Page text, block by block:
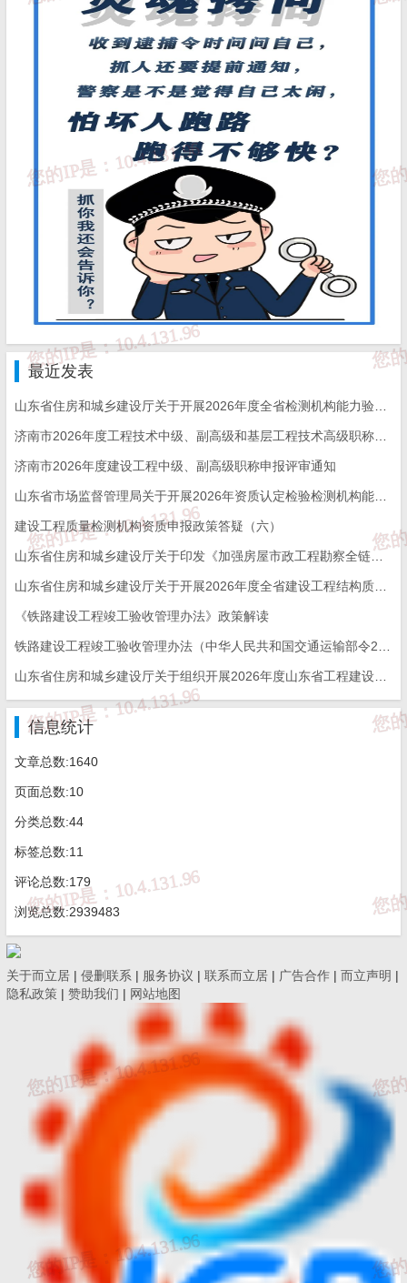
（四）开展质量检测信用评价；
（五）公路水运工程工地试验室备案；
（六）质量检测活动监督检查；
（七）公路水运工程质量检测专家库管理；
（八）检测机构信息变更、证书更换等工作。
设区的市交通运输主管部门（以下简称市级）按照职责和管
理权限，负责本行政区域内公路水运工程质量检测活动的监
督管理，主要负责：
（一）配合省交通运输主管部门对检测机构资质申请和延续
审批专家技术评审现场核查活动进行监督；
（二）质量检测能力验证活动监督；
（四）公路水运工程工地试验室备案；
（五）质量检测活动的监督检查以及秩序维护工作，依法处
理违反公路水运工程质量检测管理规定的行为。
第六条 交通运输主管部门应当加强质量检测管理信息化建
设，逐步实现省、市、县公路水运工程质量检测信息共享。
第二章 检测机构资质管理
第七条 检测机构资质分为公路工程和水运工程专业。
料类乙级和丙级、结构类乙级检测机构资质的，应当按照本
细则规定向省交通运输主管部门提交申请。
独立法人资格的企事业单位、社会团体，并具备《办法》第
九条规定的相应资质条件。
第九条 申请人申请资质时，人员的社会保险应以本机构名
义缴纳，并与机构签订有效的劳动合同或聘用合同。
申请人应当向省交通运输主管部门提交下列材料：
（一）检测机构资质申请书；
（二）检测机构成立证明文件和营业执照；
（三）检测人员劳动（聘用）合同、近三个月的社会保险缴
纳证明、检测人员证书（身份证、毕业证、职称证、检测师
或助理检测师证）；
（四）申请资质所对应的仪器设备的所有权证明、设备清
最近发表
济南市2026年度建设工程中级、副高级职称申报评审通知
建设工程质量检测机构资质申报政策答疑（六）
《铁路建设工程竣工验收管理办法》政策解读
信息统计
文章总数:1640
页面总数:10
分类总数:44
标签总数:11
评论总数:179
浏览总数:2939483
关于而立居 | 侵删联系 | 服务协议 | 联系而立居 | 广告合作 | 而立声明 |
隐私政策 | 赞助我们 | 网站地图